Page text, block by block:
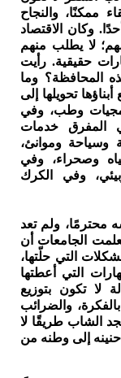
ممكنًا، والنجاح
وكان الاقتصاد
لا يطلب منهم
حقيقية. رأيت
المحافظة؟ وما
تحويلها إلى
وطب، وفي
المفرق خدمات
وسياحة وموانئ،
وصحراء، وفي
وفي الكرك
محترمًا، ولم تعد
الجامعات أن
التي حلّتها،
التي أعطتها
لا تكون بتوزيع
والضرائب
الشاب طريقًا لا
إلى وطنه من